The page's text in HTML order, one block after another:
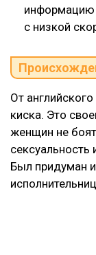
информацию
с низкой
От английского
киска. Это
женщин не
сексуальность
Был придуман